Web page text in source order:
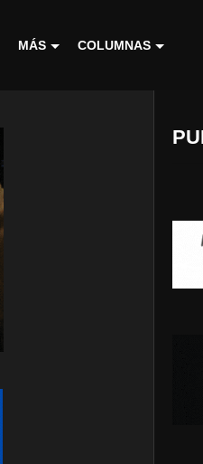
MÁS COLUMNAS